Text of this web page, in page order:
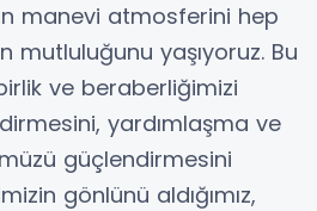
manevi atmosferini hep
mutluluğunu yaşıyoruz. Bu
ve beraberliğimizi
yardımlaşma ve
güçlendirmesini
gönlünü aldığımız,